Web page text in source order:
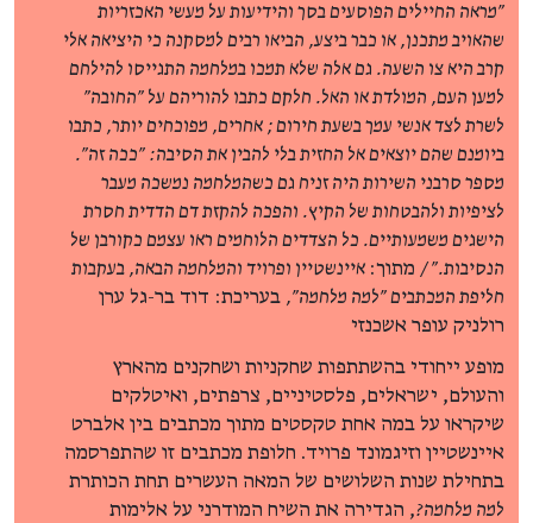
"מראה החיילים הפוסעים בסך והידיעות על מעשי האכזריות
שהאויב מתכנן, או כבר ביצע, הביאו רבים למסקנה כי היציאה אלי
קרב היא צו השעה. גם אלה שלא תמכו במלחמה התגייסו להילחם
למען העם, המולדת או האל. חלקם כתבו להוריהם על "החובה"
לשרת לצד אנשי עמך בשעת חירום ; אחרים, מפוכחים יותר, כתבו
ביומנם שהם יוצאים אל החזית בלי להבין את הסיבה: "ככה זה".
מספר סרבני השירות היה זניח גם כשהמלחמה נמשכה מעבר
לציפיות ולהבטחות של הקיץ. והפכה להקזת דם הדדית חסרת
הישגים משמעותיים. כל הצדדים הלוחמים ראו עצמם כקורבן של
הנסיבות." / מתוך: איינשטיין ופרויד והמלחמה הבאה, בעקבות
חליפת המכתבים "למה מלחמה", בעריכת: דוד בר-גל ערן
רולניק עופר אשכנזי
מופע ייחודי בהשתתפות שחקניות ושחקנים מהארץ
והעולם, ישראלים, פלסטיניים, צרפתים, ואיטלקים
שיקראו על במה אחת טקסטים מתוך מכתבים בין אלברט
איינשטיין וזיגמונד פרויד. חלופת מכתבים זו שהתפרסמה
בתחילת שנות השלושים של המאה העשרים תחת הכותרת
למה מלחמה?, הגדירה את השיח המודרני על אלימות